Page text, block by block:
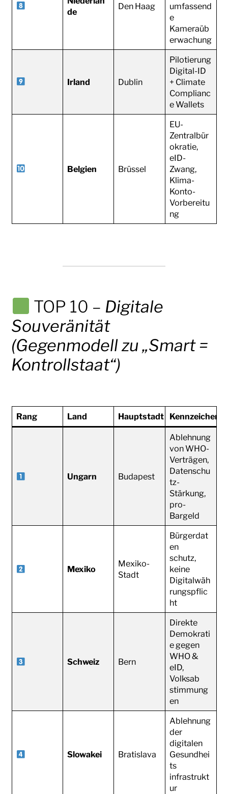
de
Den Haag
umfassend
e
Kameraüb
erwachung
Irland Dublin
Pilotierung
Digital-ID
+ Climate
Complianc
e Wallets
Belgien Brüssel
EU-
Zentralbür
okratie,
eID-
Zwang,
Klima-
Konto-
Vorbereitu
ng
TOP 10 – Digitale
Souveränität
(Gegenmodell zu „Smart =
Kontrollstaat“)
Rang Land Hauptstadt Kennzeichen
Ungarn Budapest
Ablehnung
von WHO-
Verträgen,
Datenschu
tz-
Stärkung,
pro-
Bargeld
Mexiko
Mexiko-
Stadt
Bürgerdat
en
schutz,
keine
Digitalwäh
rungspflic
ht
Schweiz Bern
Direkte
Demokrati
e gegen
WHO &
eID,
Volksab
stimmung
en
Slowakei Bratislava
Ablehnung
der
digitalen
Gesundhei
ts
infrastrukt
ur